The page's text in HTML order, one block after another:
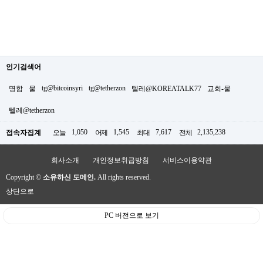
인기검색어
명함 물 tg@bitcoinsyri tg@tetherzon 텔레@KOREATALK77 교회-물
텔레@tetherzon
접속자집계 오늘 1,050 어제 1,545 최대 7,617 전체 2,135,238
회사소개 개인정보취급방침 서비스이용약관
Copyright © 소유하신 도메인. All rights reserved.
상단으로
PC 버전으로 보기